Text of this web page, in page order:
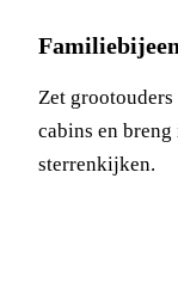
Zet
cabins en
sterrenkijken.